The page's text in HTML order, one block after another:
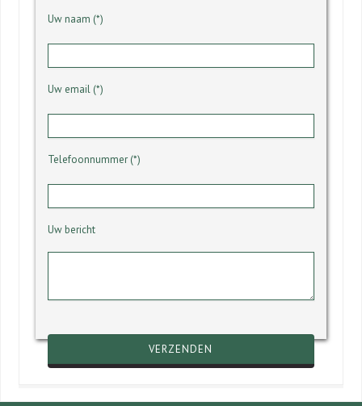
Uw naam (*)
Uw email (*)
Telefoonnummer (*)
Uw bericht